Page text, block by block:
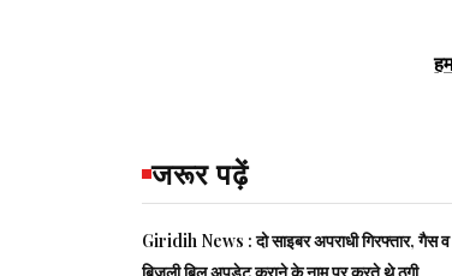
जरूर पढ़ें
Giridih News : दो साइबर अपराधी गिरफ्तार, गैस व